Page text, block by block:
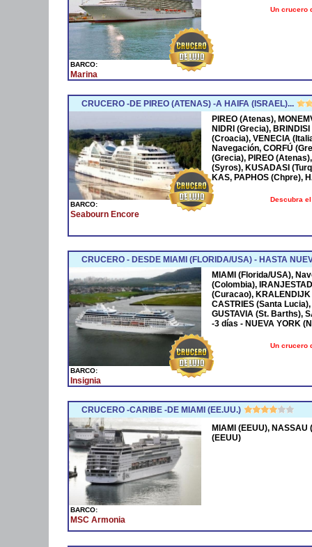
BARCO:
Marina
Un crucero
CRUCERO -DE PIREO (ATENAS) -A HAIFA (ISRAEL)...
BARCO:
Seabourn Encore
PIREO (Atenas),
NIDRI (Grecia),
(Croacia), VENECIA
Navegación, CORFÚ
(Grecia), PIREO
(Syros), KUSADASI
KAS, PAPHOS (Chpre),
Descubra
CRUCERO - DESDE MIAMI (FLORIDA/USA) - HASTA
BARCO:
Insignia
MIAMI (Florida/USA),
(Colombia),
(Curacao), KRALENDIJK
CASTRIES (Santa
GUSTAVIA (St. Barths),
-3 días - NUEVA YORK
Un crucero
CRUCERO -CARIBE -DE MIAMI (EE.UU.)
BARCO:
MSC Armonia
MIAMI (EEUU), NASSAU
(EEUU)